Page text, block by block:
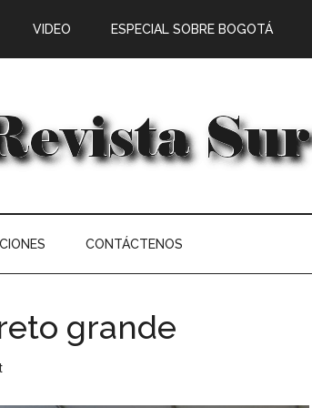
VIDEO ESPECIAL SOBRE BOGOTÁ
CONTÁCTENOS
grande